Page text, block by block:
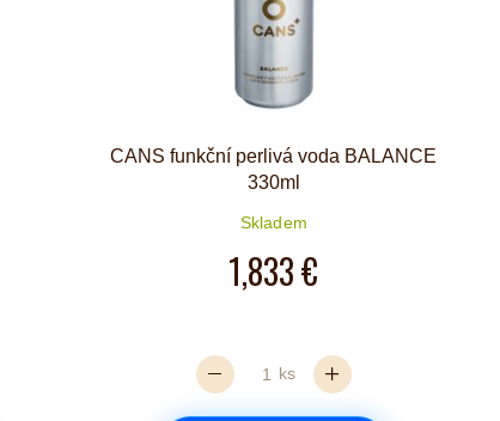
CANS funkční perlivá voda BALANCE
330ml
Skladem
1,833 €
ks